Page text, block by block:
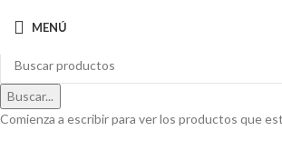
MENÚ
Buscar...
Comienza a escribir para ver los productos que